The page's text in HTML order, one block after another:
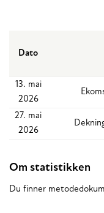
Dato
13. mai
2026
27. mai
2026
Om statistikken
Du finner